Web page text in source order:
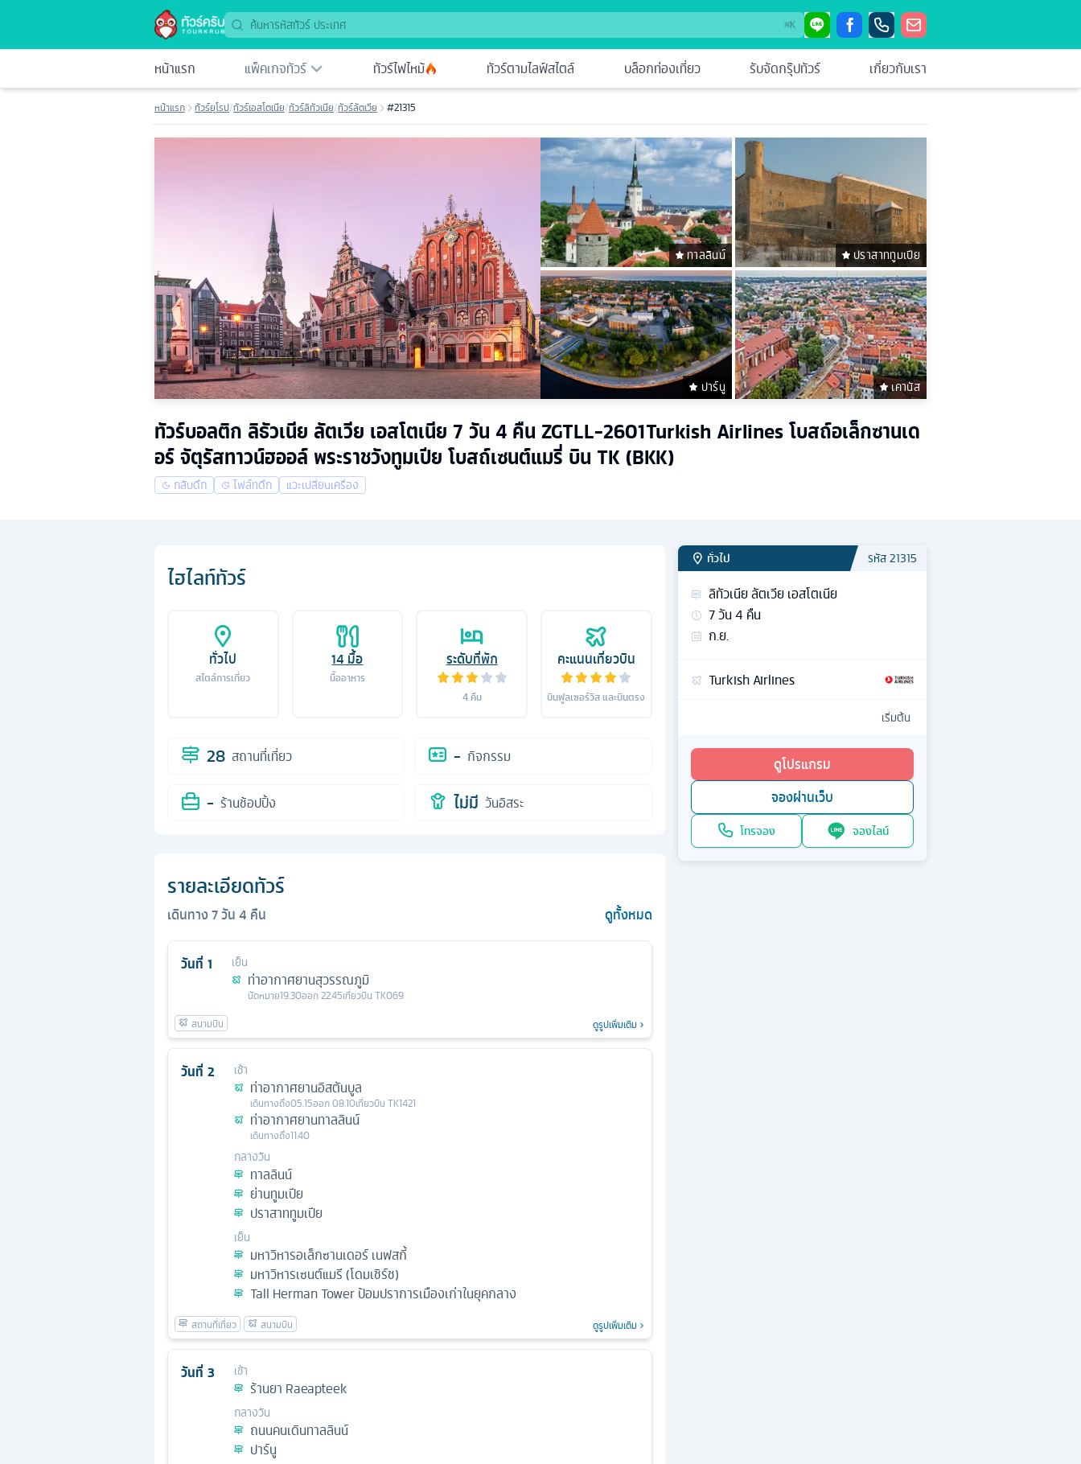
⌘K
หน้าแรก แพ็คเกจทัวร์ ทัวร์ไฟไหม้ ทัวร์ตามไลฟ์สไตล์ บล็อกท่องเที่ยว รับจัดกรุ๊ปทัวร์ เกี่ยวกับเรา
หน้าแรก ทัวร์ยุโรป/ทัวร์เอสโตเนีย/ทัวร์ลิทัวเนีย/ทัวร์ลัตเวีย #21315
ทาลลินน์ ปราสาททูมเปีย
ปาร์นู เคานัส
ทัวร์บอลติก ลิธัวเนีย ลัตเวีย เอสโตเนีย 7 วัน 4 คืน ZGTLL-2601Turkish Airlines โบสถ์อเล็กซานเด
อร์ จัตุรัสทาวน์ฮออล์ พระราชวังทูมเปีย โบสถ์เซนต์แมรี่ บิน TK (BKK)
กลับดึก ไฟล์ทดึก แวะเปลี่ยนเครื่อง
ไฮไลท์ทัวร์
ทั่วไป
สไตล์การเที่ยว
14 มื้อ
มื้ออาหาร
ระดับที่พัก
4คืน
คะแนนเที่ยวบิน
บินฟูลเซอร์วิส และบินตรง
28 สถานที่เที่ยว - กิจกรรม
- ร้านช้อปปิ้ง ไม่มี วันอิสระ
รายละเอียดทัวร์
เดินทาง7วัน4 คืน ดูทั้งหมด
วันที่ 1 เย็น
ท่าอากาศยานสุวรรณภูมิ
นัดหมาย19.30ออก22.45เที่ยวบิน TK069
ดูรูปเพิ่มเติม
วันที่ 2 เช้า
ท่าอากาศยานอิสตันบูล
เดินทางถึง05.15ออก08.10เที่ยวบิน TK1421
ท่าอากาศยานทาลลินน์
เดินทางถึง11.40
กลางวัน
ทาลลินน์
ย่านทูมเปีย
ปราสาททูมเปีย
เย็น
มหาวิหารอเล็กซานเดอร์ เนฟสกี้
มหาวิหารเซนต์แมรี (โดมเชิร์ช)
Tall Herman Tower ป้อมปราการเมืองเก่าในยุคกลาง
ดูรูปเพิ่มเติม
วันที่ 3 เช้า
ร้านยา Raeapteek
กลางวัน
ถนนคนเดินทาลลินน์
ปาร์นู
ทั่วไป รหัส21315
ลิทัวเนีย ลัตเวีย เอสโตเนีย
7วัน4 คืน
ก.ย.
Turkish Airlines
เริ่มต้น
ดูโปรแกรม
จองผ่านเว็บ
โทรจอง จองไลน์